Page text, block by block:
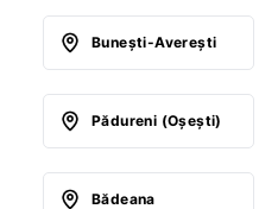
Buneşti-Avereşti
Pădureni (Oşeşti)
Bădeana